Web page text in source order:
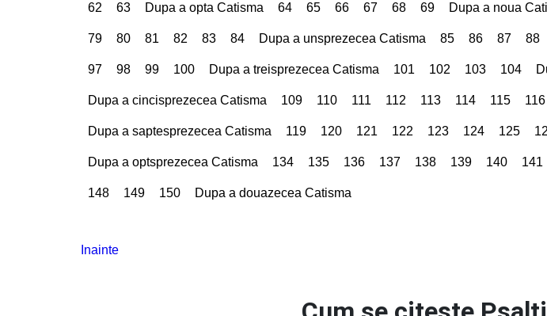
62 63 Dupa a opta Catisma 64 65 66 67 68 69 Dupa a noua
79 80 81 82 83 84 Dupa a unsprezecea Catisma 85 86 87 88
97 98 99 100 Dupa a treisprezecea Catisma 101 102 103 104
Dupa a cincisprezecea Catisma 109 110 111 112 113 114 115 116
Dupa a saptesprezecea Catisma 119 120 121 122 123 124 125
Dupa a optsprezecea Catisma 134 135 136 137 138 139 140 141
148 149 150 Dupa a douazecea Catisma
Inainte